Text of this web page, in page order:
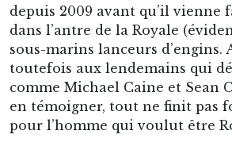
depuis 2009 avant qu’il vienne
dans l’antre de la Royale
sous-marins lanceurs d’engins.
toutefois aux lendemains qui
comme Michael Caine et Sean
en témoigner, tout ne finit pas
pour l’homme qui voulut être